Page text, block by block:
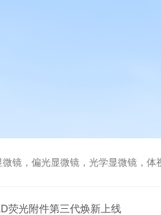
镜，偏光显微镜，光学显微镜，体
荧光附件第三代焕新上线